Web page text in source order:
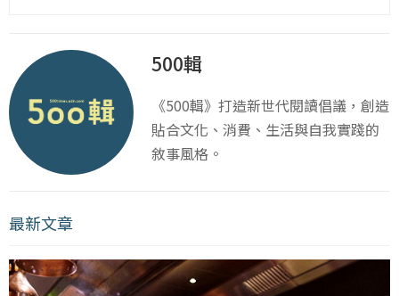
500輯
《500輯》打造新世代閱讀倡議，創造
貼合文化、消費、生活與自我實踐的
敘事風格。
最新文章